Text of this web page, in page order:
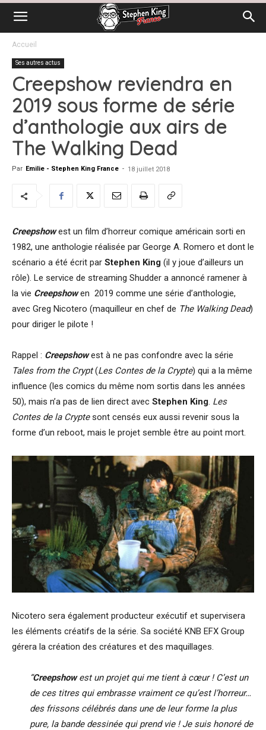
Accueil
Ses autres actus
Creepshow reviendra en
2019 sous forme de série
d’anthologie aux airs de
The Walking Dead
Par Emilie - Stephen King France - 18 juillet 2018
Creepshowest un film d’horreur comique américain sorti en
1982, une anthologie réalisée par George A. Romero et dont le
scénario a été écrit par Stephen King (il y joue d’ailleurs un
rôle). Le service de streaming Shudder a annoncé ramener à
la vie Creepshowen 2019 comme une série d’anthologie,
avec Greg Nicotero (maquilleur en chef de The Walking Dead)
pour diriger le pilote !
Rappel : Creepshowest à ne pas confondre avec la série
Tales from the Crypt(Les Contes de la Crypte) qui a la même
influence (les comics du même nom sortis dans les années
50), mais n’a pas de lien direct avec Stephen King. Les
Contes de la Cryptesont censés eux aussi revenir sous la
forme d’un reboot, mais le projet semble être au point mort.
Nicotero sera également producteur exécutif et supervisera
les éléments créatifs de la série. Sa société KNB EFX Group
gérera la création des créatures et des maquillages.
“Creepshowest un projet qui me tient à cœur ! C’est un
de ces titres qui embrasse vraiment ce qu’est l’horreur…
des frissons célébrés dans une de leur forme la plus
pure, la bande dessinée qui prend vie ! Je suis honoré de